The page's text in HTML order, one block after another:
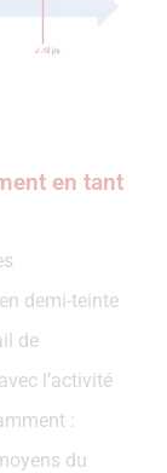
en tant
demi-teinte
de
l’activité
:
du